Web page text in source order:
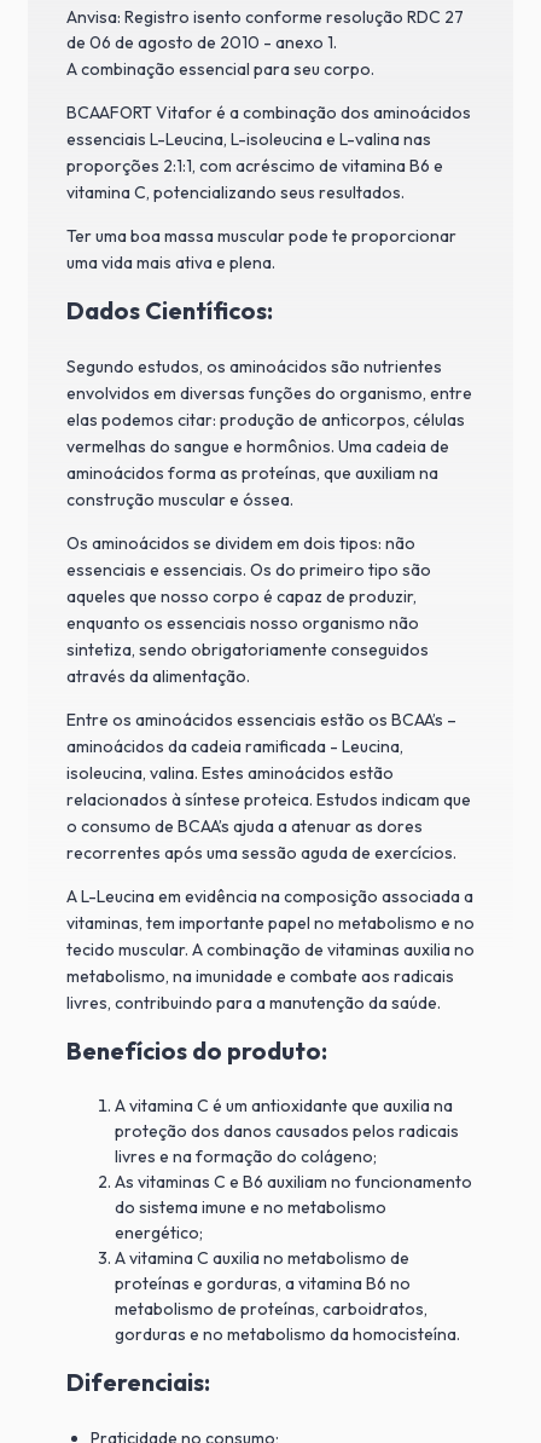
Anvisa: Registro isento conforme resolução RDC 27
de 06 de agosto de 2010 - anexo 1.
A combinação essencial para seu corpo.
BCAAFORT Vitafor é a combinação dos aminoácidos
essenciais L-Leucina, L-isoleucina e L-valina nas
proporções 2:1:1, com acréscimo de vitamina B6 e
vitamina C, potencializando seus resultados.
Ter uma boa massa muscular pode te proporcionar
uma vida mais ativa e plena.
Dados Científicos:
Segundo estudos, os aminoácidos são nutrientes
envolvidos em diversas funções do organismo, entre
elas podemos citar: produção de anticorpos, células
vermelhas do sangue e hormônios. Uma cadeia de
aminoácidos forma as proteínas, que auxiliam na
construção muscular e óssea.
Os aminoácidos se dividem em dois tipos: não
essenciais e essenciais. Os do primeiro tipo são
aqueles que nosso corpo é capaz de produzir,
enquanto os essenciais nosso organismo não
sintetiza, sendo obrigatoriamente conseguidos
através da alimentação.
Entre os aminoácidos essenciais estão os BCAA’s –
aminoácidos da cadeia ramificada - Leucina,
isoleucina, valina. Estes aminoácidos estão
relacionados à síntese proteica. Estudos indicam que
o consumo de BCAA’s ajuda a atenuar as dores
recorrentes após uma sessão aguda de exercícios.
A L-Leucina em evidência na composição associada a
vitaminas, tem importante papel no metabolismo e no
tecido muscular. A combinação de vitaminas auxilia no
metabolismo, na imunidade e combate aos radicais
livres, contribuindo para a manutenção da saúde.
Benefícios do produto:
A vitamina C é um antioxidante que auxilia na
proteção dos danos causados pelos radicais
livres e na formação do colágeno;
As vitaminas C e B6 auxiliam no funcionamento
do sistema imune e no metabolismo
energético;
A vitamina C auxilia no metabolismo de
proteínas e gorduras, a vitamina B6 no
metabolismo de proteínas, carboidratos,
gorduras e no metabolismo da homocisteína.
Diferenciais:
Praticidade no consumo;